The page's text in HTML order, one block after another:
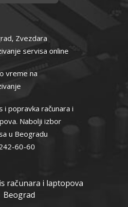
Zvezdara
servisa online
vreme na
i popravka računara i
Nabolji izbor
u Beogradu
60-60
računara i laptopova
Beograd